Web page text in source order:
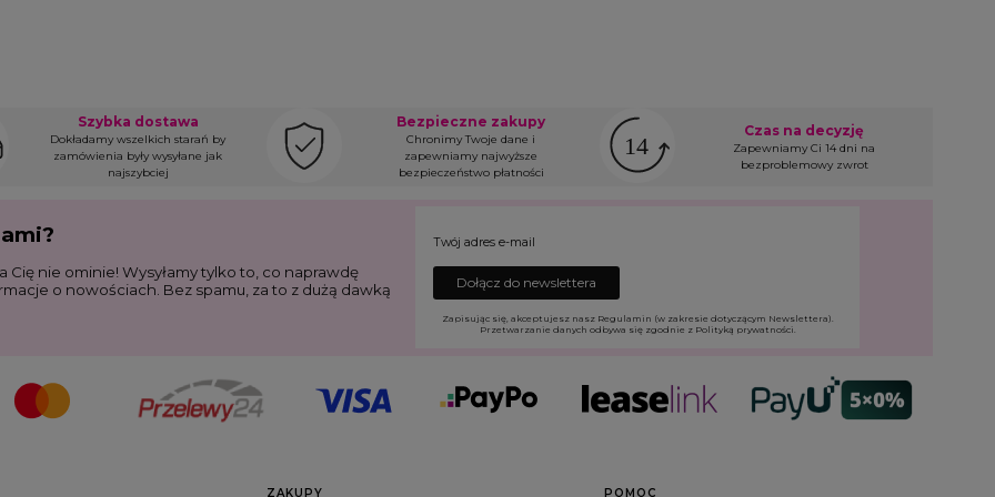
Szybka dostawa
Dokładamy wszelkich starań by
zamówienia były wysyłane jak
najszybciej
Bezpieczne zakupy
Chronimy Twoje dane i
zapewniamy najwyższe
bezpieczeństwo płatności
Czas na decyzję
Zapewniamy Ci 14 dni na
bezproblemowy zwrot
nie ominie! Wysyłamy tylko to, co naprawdę
o nowościach. Bez spamu, za to z dużą dawką
Twój adres e-mail
Dołącz do newslettera
Zapisując się, akceptujesz nasz Regulamin (w zakresie dotyczącym Newslettera).
Przetwarzanie danych odbywa się zgodnie z Polityką prywatności.
ZAKUPY POMOC